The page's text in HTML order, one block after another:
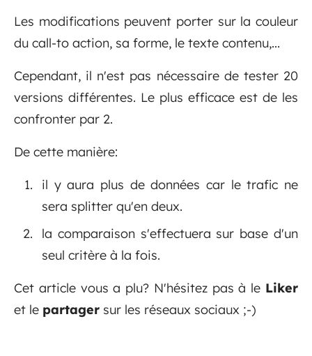
Les modifications peuvent porter sur la couleur
du call-to action, sa forme, le texte contenu,...
Cependant, il n'est pas nécessaire de tester 20
versions différentes. Le plus efficace est de les
confronter par 2.
De cette manière:
il y aura plus de données car le trafic ne
sera splitter qu'en deux.
la comparaison s'effectuera sur base d'un
seul critère à la fois.
Cet article vous a plu? N'hésitez pas à le Liker
et le partager sur les réseaux sociaux ;-)